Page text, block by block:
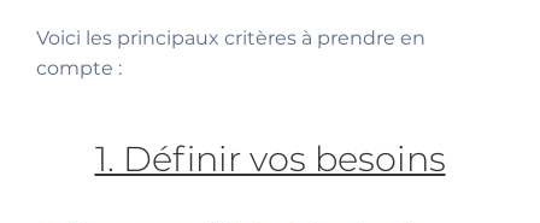
Voici les principaux critères à prendre en
compte :
1. Définir vos besoins